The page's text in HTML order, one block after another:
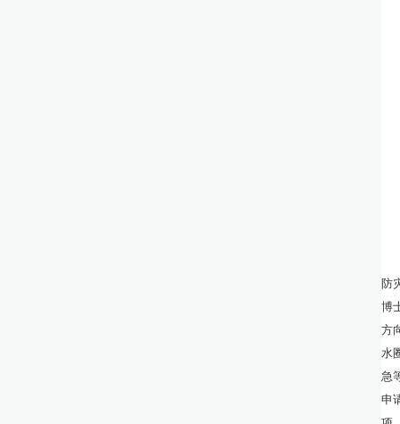
防
博
方
水
急
申